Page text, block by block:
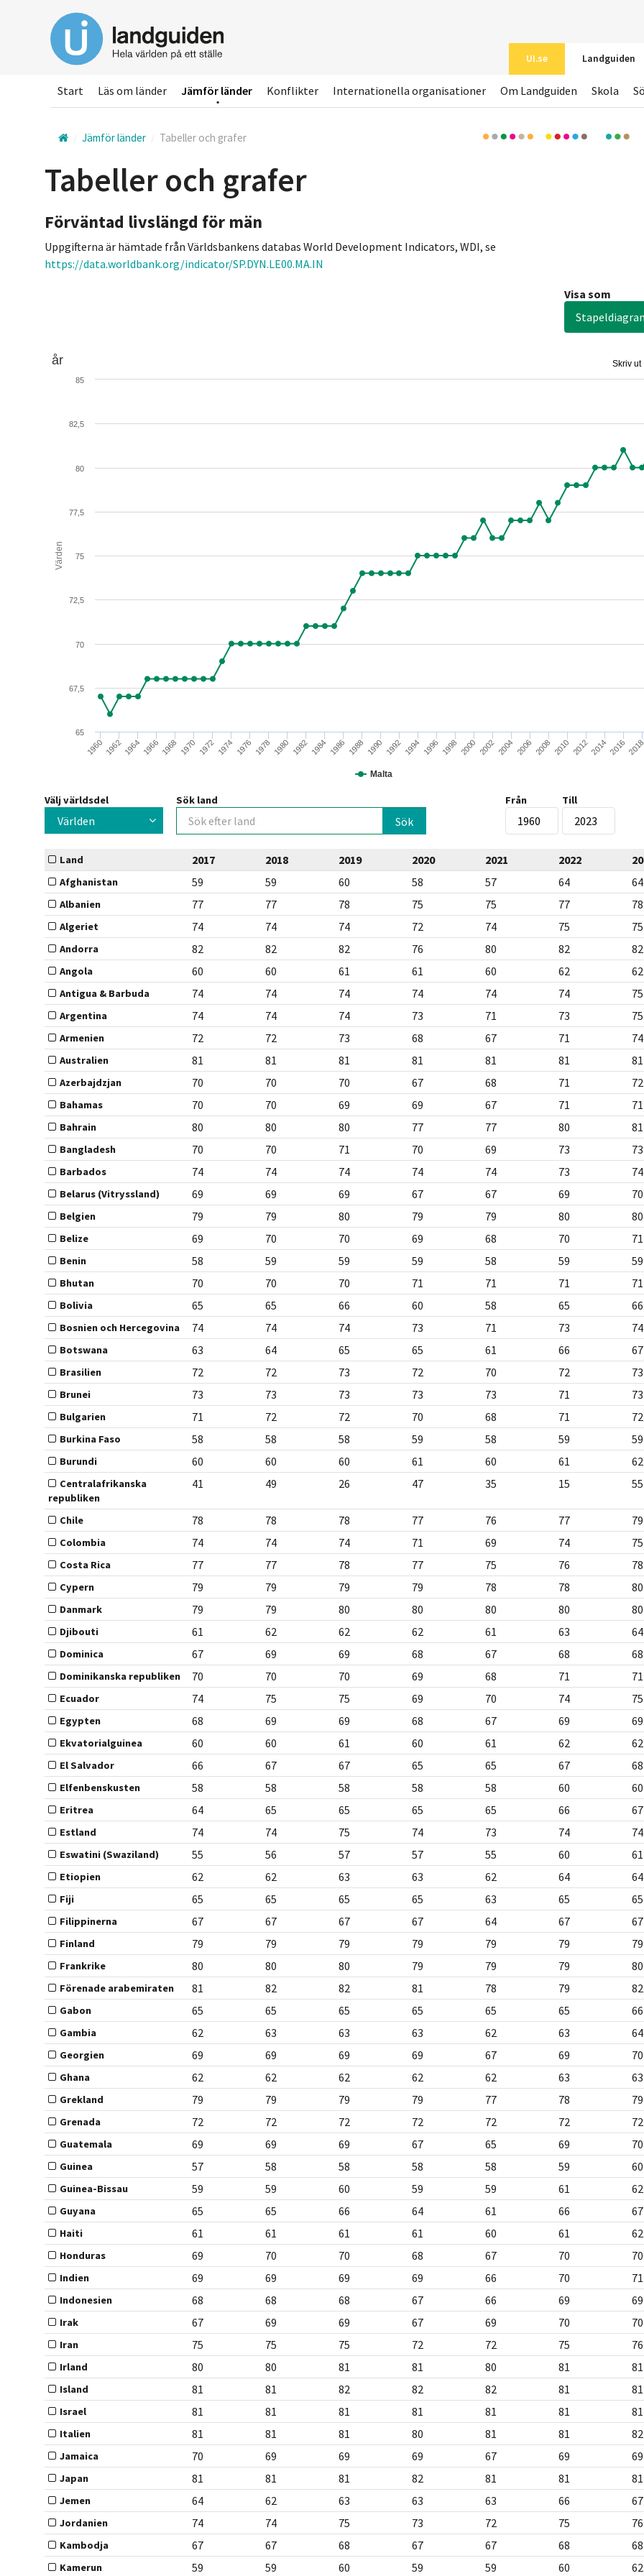
huvudinnehållet
UI.se Landguiden
Start Läs om länder Jämför länder Konflikter Internationella organisationer Om Landguiden Skola
Jämför länder Tabeller och grafer
Tabeller och grafer
Förväntad livslängd för män
Uppgifterna är hämtade från Världsbankens databas World Development Indicators, WDI, se
https://data.worldbank.org/indicator/SP.DYN.LE00.MA.IN
Visa som
Skriv ut
Värden
år
Malta
1960 19621964 1966 1968 1970 1972 1974 1976 1978 1980 1982 1984 1986 1988 1990 1992 1994 1996 1998 2000 2002 2004 2006 2008 2010 20122014 2016 2018
65
67,5
70
72,5
75
77,5
80
82,5
85
Välj världsdel
Världen
Sök land Från Till
Land 2017 2018 2019 2020 2021 2022
Afghanistan 59 59 60 58 57 64 64
Albanien 77 77 78 75 75 77 78
Algeriet 74 74 74 72 74 75 75
Andorra 82 82 82 76 80 82 82
Angola 60 60 61 61 60 62 62
Antigua & Barbuda 74 74 74 74 74 74 75
Argentina 74 74 74 73 71 73 75
Armenien 72 72 73 68 67 71 74
Australien 81 81 81 81 81 81 81
Azerbajdzjan 70 70 70 67 68 71 72
Bahamas 70 70 69 69 67 71 71
Bahrain 80 80 80 77 77 80 81
Bangladesh 70 70 71 70 69 73 73
Barbados 74 74 74 74 74 73 74
Belarus (Vitryssland) 69 69 69 67 67 69 70
Belgien 79 79 80 79 79 80 80
Belize 69 70 70 69 68 70 71
Benin 58 59 59 59 58 59 59
Bhutan 70 70 70 71 71 71 71
Bolivia 65 65 66 60 58 65 66
Bosnien och Hercegovina 74 74 74 73 71 73 74
Botswana 63 64 65 65 61 66 67
Brasilien 72 72 73 72 70 72 73
Brunei 73 73 73 73 73 71 73
Bulgarien 71 72 72 70 68 71 72
Burkina Faso 58 58 58 59 58 59 59
Burundi 60 60 60 61 60 61 62
Centralafrikanska
republiken
41 49 26 47 35 15 55
Chile 78 78 78 77 76 77 79
Colombia 74 74 74 71 69 74 75
Costa Rica 77 77 78 77 75 76 78
Cypern 79 79 79 79 78 78 80
Danmark 79 79 80 80 80 80 80
Djibouti 61 62 62 62 61 63 64
Dominica 67 69 69 68 67 68 68
Dominikanska republiken 70 70 70 69 68 71 71
Ecuador 74 75 75 69 70 74 75
Egypten 68 69 69 68 67 69 69
Ekvatorialguinea 60 60 61 60 61 62 62
El Salvador 66 67 67 65 65 67 68
Elfenbenskusten 58 58 58 58 58 60 60
Eritrea 64 65 65 65 65 66 67
Estland 74 74 75 74 73 74 74
Eswatini (Swaziland) 55 56 57 57 55 60 61
Etiopien 62 62 63 63 62 64 64
Fiji 65 65 65 65 63 65 65
Filippinerna 67 67 67 67 64 67 67
Finland 79 79 79 79 79 79 79
Frankrike 80 80 80 79 79 79 80
Förenade arabemiraten 81 82 82 81 78 79 82
Gabon 65 65 65 65 65 65 66
Gambia 62 63 63 63 62 63 64
Georgien 69 69 69 69 67 69 70
Ghana 62 62 62 62 62 63 63
Grekland 79 79 79 79 77 78 79
Grenada 72 72 72 72 72 72 72
Guatemala 69 69 69 67 65 69 70
Guinea 57 58 58 58 58 59 60
Guinea-Bissau 59 59 60 59 59 61 62
Guyana 65 65 66 64 61 66 67
Haiti 61 61 61 61 60 61 62
Honduras 69 70 70 68 67 70 70
Indien 69 69 69 69 66 70 71
Indonesien 68 68 68 67 66 69 69
Irak 67 69 69 67 69 70 70
Iran 75 75 75 72 72 75 76
Irland 80 80 81 81 80 81 81
Island 81 81 82 82 82 81 81
Israel 81 81 81 81 81 81 81
Italien 81 81 81 80 81 81 82
Jamaica 70 69 69 69 67 69 69
Japan 81 81 81 82 81 81 81
Jemen 64 62 63 63 63 66 67
Jordanien 74 74 75 73 72 75 76
Kambodja 67 67 68 67 67 68 68
Kamerun 59 59 60 59 59 60 62